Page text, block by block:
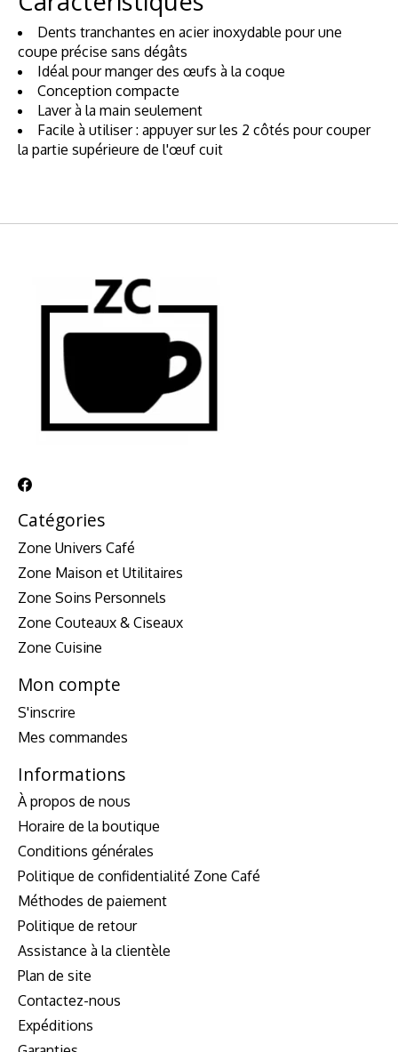
Dents tranchantes en acier inoxydable pour une
coupe précise sans dégâts
Idéal pour manger des œufs à la coque
Conception compacte
Laver à la main seulement
Facile à utiliser : appuyer sur les 2 côtés pour couper
la partie supérieure de l'œuf cuit
Catégories
Zone Univers Café
Zone Maison et Utilitaires
Zone Soins Personnels
Zone Couteaux & Ciseaux
Zone Cuisine
Mon compte
S'inscrire
Mes commandes
Informations
À propos de nous
Horaire de la boutique
Conditions générales
Politique de confidentialité Zone Café
Méthodes de paiement
Politique de retour
Assistance à la clientèle
Plan de site
Contactez-nous
Expéditions